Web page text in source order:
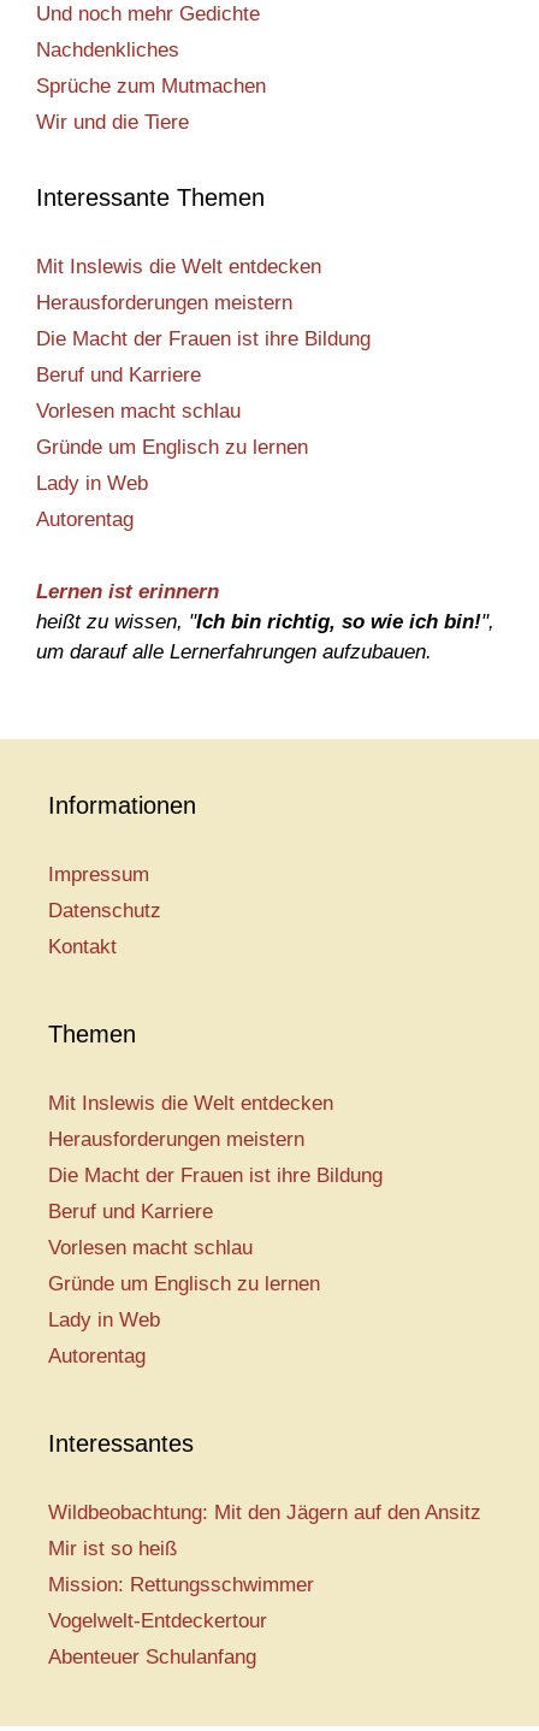
Und noch mehr Gedichte
Nachdenkliches
Sprüche zum Mutmachen
Wir und die Tiere
Interessante Themen
Mit Inslewis die Welt entdecken
Herausforderungen meistern
Die Macht der Frauen ist ihre Bildung
Beruf und Karriere
Vorlesen macht schlau
Gründe um Englisch zu lernen
Lady in Web
Autorentag
Lernen ist erinnern
heißt zu wissen, "Ich bin richtig, so wie ich bin!",
um darauf alle Lernerfahrungen aufzubauen.
Informationen
Impressum
Datenschutz
Kontakt
Themen
Mit Inslewis die Welt entdecken
Herausforderungen meistern
Die Macht der Frauen ist ihre Bildung
Beruf und Karriere
Vorlesen macht schlau
Gründe um Englisch zu lernen
Lady in Web
Autorentag
Interessantes
Wildbeobachtung: Mit den Jägern auf den Ansitz
Mir ist so heiß
Mission: Rettungsschwimmer
Vogelwelt-Entdeckertour
Abenteuer Schulanfang